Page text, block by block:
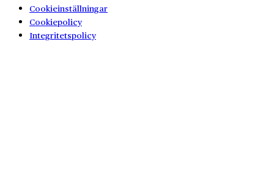
Cookieinställningar
Cookiepolicy
Integritetspolicy